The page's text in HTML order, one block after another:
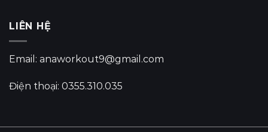
LIÊN HỆ
Email: anaworkout9@gmail.com
Điện thoại: 0355.310.035